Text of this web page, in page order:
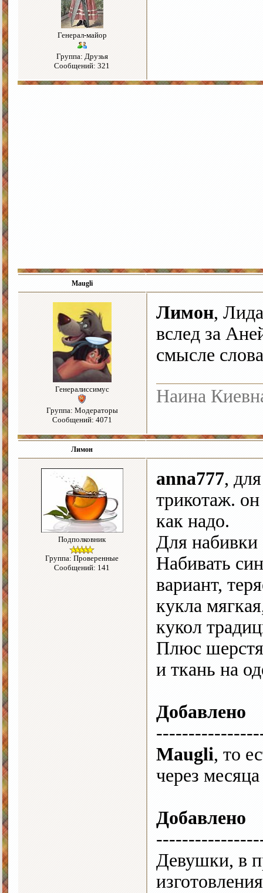
Генерал-майор
Группа: Друзья
Сообщений: 321
Maugli
Генералиссимус
Группа: Модераторы
Сообщений: 4071
Лимон,
вслед за
смысле
Наина
Лимон
Подполковник
Группа: Проверенные
Сообщений: 141
anna777,
трикотаж.
как надо.
Для набивки
Набивать
вариант,
кукла
кукол
Плюс
и ткань на
Добавлено
Maugli, то
через
Добавлено
Девушки, в